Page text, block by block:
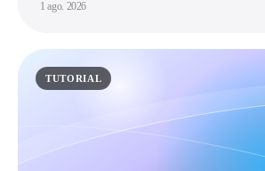
1 ago. 2026
TUTORIAL